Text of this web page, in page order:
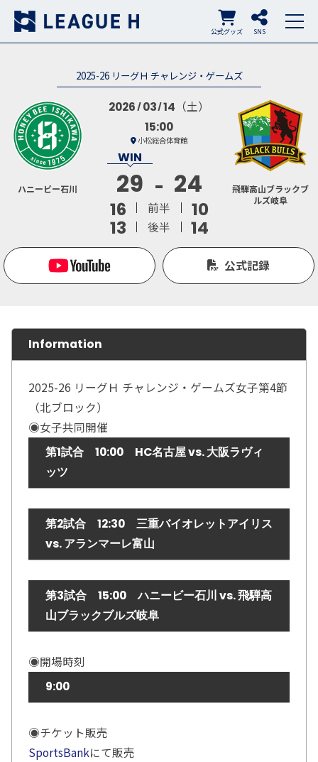
SNS
公式グッズ
2025-26 リーグＨ チャレンジ・ゲームズ
ハニービー石川
2026 03 14 （土）
15:00
小松総合体育館
29 24
16 前半
10
13
後半 14
飛騨高山ブラックブ
ルズ岐阜
公式記録
Information
2025-26 リーグＨ チャレンジ・ゲームズ女子第4節
（北ブロック）
◉女子共同開催
第1試合 10:00 HC名古屋 vs. 大阪ラヴィ
ッツ
第2試合 12:30 三重バイオレットアイリス
vs. アランマーレ富山
第3試合 15:00 ハニービー石川 vs. 飛騨高
山ブラックブルズ岐阜
◉開場時刻
9:00
◉チケット販売
SportsBankにて販売